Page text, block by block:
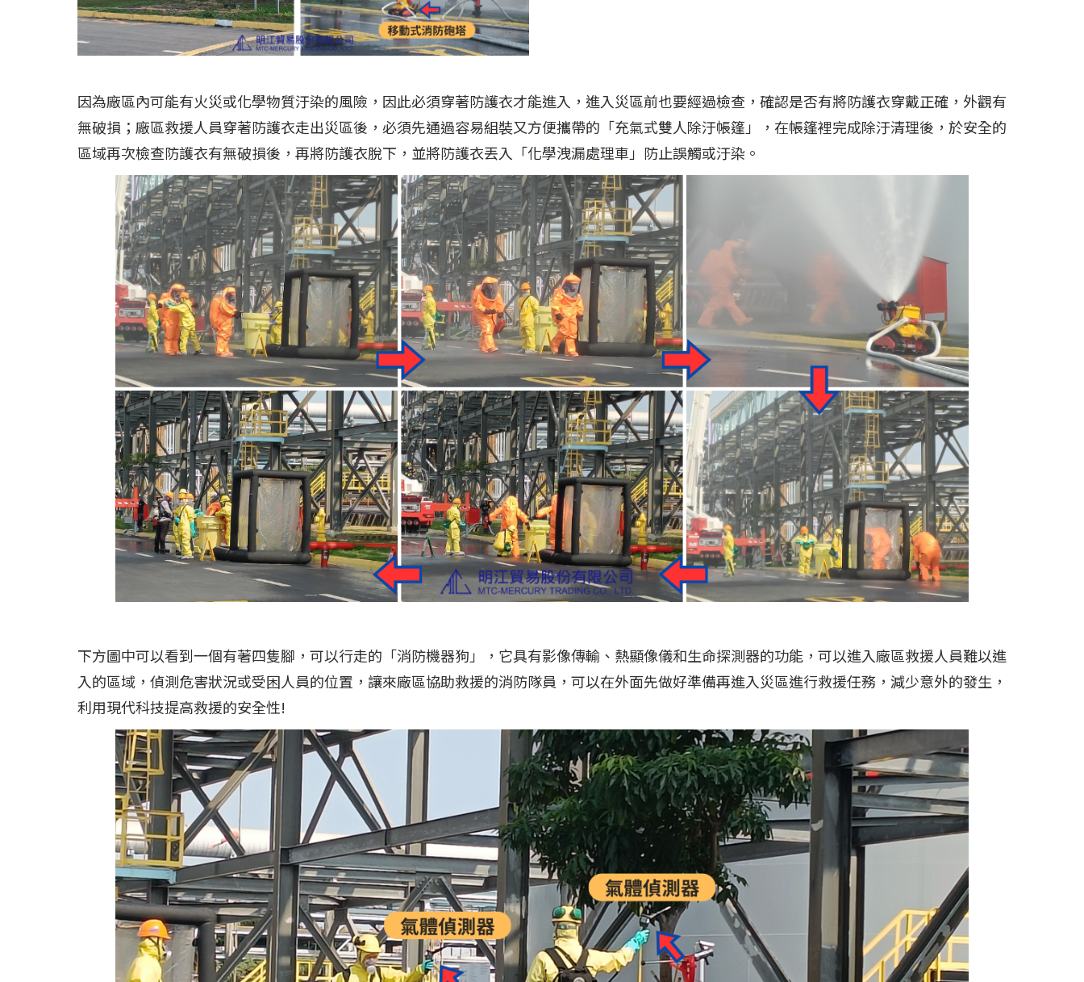
因為廠區內可能有火災或化學物質汙染的風險，因此必須穿著防護衣才能進入，進入災區前也要經過檢查，確認是否有將防護衣穿戴正確，外觀有
無破損；廠區救援人員穿著防護衣走出災區後，必須先通過容易組裝又方便攜帶的「充氣式雙人除汙帳篷」，在帳篷裡完成除汙清理後，於安全的
區域再次檢查防護衣有無破損後，再將防護衣脫下，並將防護衣丟入「化學洩漏處理車」防止誤觸或汙染。
下方圖中可以看到一個有著四隻腳，可以行走的「消防機器狗」，它具有影像傳輸、熱顯像儀和生命探測器的功能，可以進入廠區救援人員難以進
入的區域，偵測危害狀況或受困人員的位置，讓來廠區協助救援的消防隊員，可以在外面先做好準備再進入災區進行救援任務，減少意外的發生，
利用現代科技提高救援的安全性!